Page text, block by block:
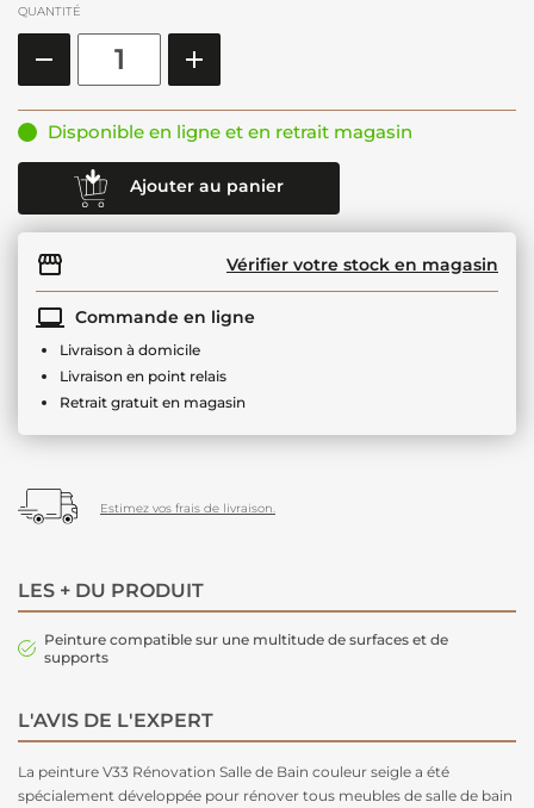
QUANTITÉ
Disponible en ligne et en retrait magasin
Ajouter au panier
Vérifier votre stock en magasin
Commande en ligne
Livraison à domicile
Livraison en point relais
Retrait gratuit en magasin
Estimez vos frais de livraison.
LES + DU PRODUIT
Peinture compatible sur une multitude de surfaces et de
supports
L'AVIS DE L'EXPERT
La peinture V33 Rénovation Salle de Bain couleur seigle a été
spécialement développée pour rénover tous meubles de salle de bain